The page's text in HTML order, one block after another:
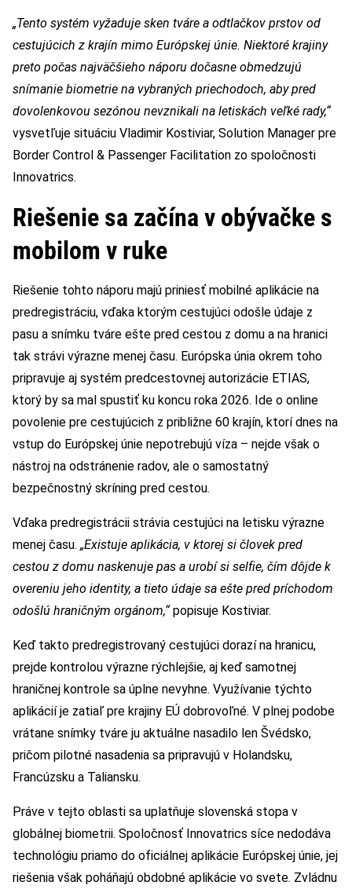
„Tento systém vyžaduje sken tváre a odtlačkov prstov od
cestujúcich z krajín mimo Európskej únie. Niektoré krajiny
preto počas najväčšieho náporu dočasne obmedzujú
snímanie biometrie na vybraných priechodoch, aby pred
dovolenkovou sezónou nevznikali na letiskách veľké rady,“
vysvetľuje situáciu Vladimir Kostiviar, Solution Manager pre
Border Control & Passenger Facilitation zo spoločnosti
Innovatrics.
Riešenie sa začína v obývačke s
mobilom v ruke
Riešenie tohto náporu majú priniesť mobilné aplikácie na
predregistráciu, vďaka ktorým cestujúci odošle údaje z
pasu a snímku tváre ešte pred cestou z domu a na hranici
tak strávi výrazne menej času. Európska únia okrem toho
pripravuje aj systém predcestovnej autorizácie ETIAS,
ktorý by sa mal spustiť ku koncu roka 2026. Ide o online
povolenie pre cestujúcich z približne 60 krajín, ktorí dnes na
vstup do Európskej únie nepotrebujú víza – nejde však o
nástroj na odstránenie radov, ale o samostatný
bezpečnostný skríning pred cestou.
Vďaka predregistrácii strávia cestujúci na letisku výrazne
menej času. „Existuje aplikácia, v ktorej si človek pred
cestou z domu naskenuje pas a urobí si selfie, čím dôjde k
overeniu jeho identity, a tieto údaje sa ešte pred príchodom
odošlú hraničným orgánom,“popisuje Kostiviar.
Keď takto predregistrovaný cestujúci dorazí na hranicu,
prejde kontrolou výrazne rýchlejšie, aj keď samotnej
hraničnej kontrole sa úplne nevyhne. Využívanie týchto
aplikácií je zatiaľ pre krajiny EÚ dobrovoľné. V plnej podobe
vrátane snímky tváre ju aktuálne nasadilo len Švédsko,
pričom pilotné nasadenia sa pripravujú v Holandsku,
Francúzsku a Taliansku.
Práve v tejto oblasti sa uplatňuje slovenská stopa v
globálnej biometrii. Spoločnosť Innovatrics síce nedodáva
technológiu priamo do oficiálnej aplikácie Európskej únie, jej
riešenia však poháňajú obdobné aplikácie vo svete. Zvládnu